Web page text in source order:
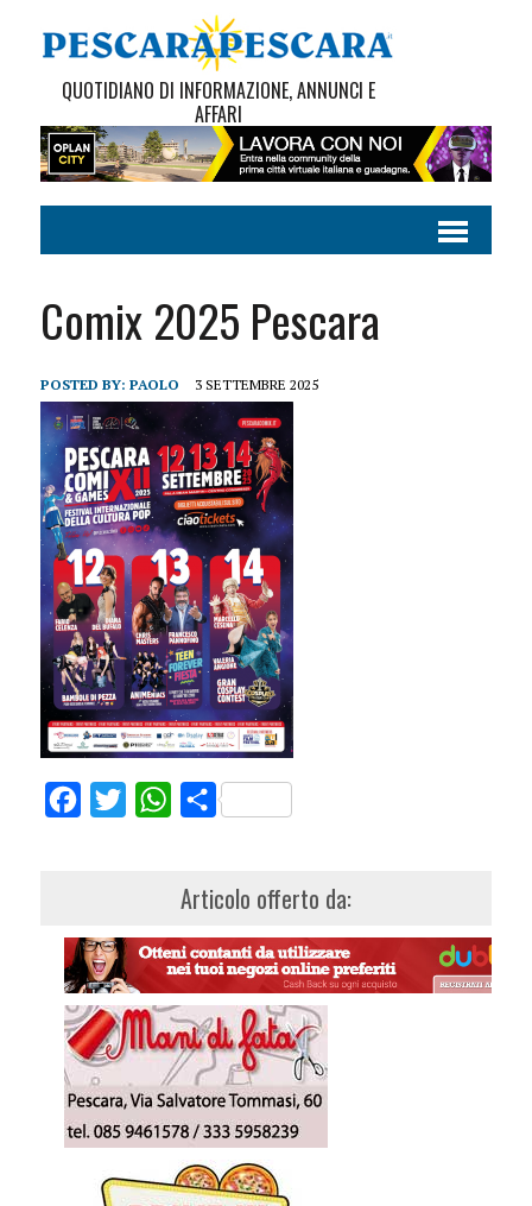
QUOTIDIANO DI INFORMAZIONE, ANNUNCI E
AFFARI
Comix 2025 Pescara
POSTED BY: PAOLO 3 SETTEMBRE 2025
FacebookTwitterWhatsApp
Share
Articolo offerto da: